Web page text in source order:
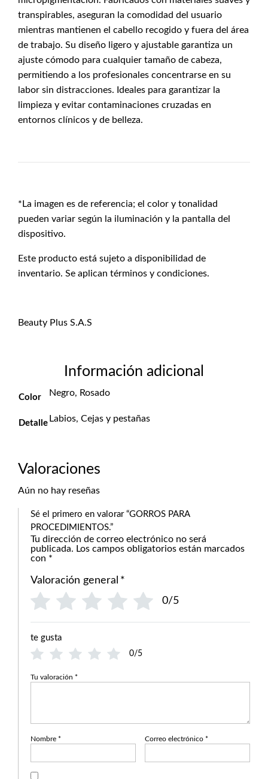
transpirables, aseguran la comodidad del usuario
mientras mantienen el cabello recogido y fuera del área
de trabajo. Su diseño ligero y ajustable garantiza un
ajuste cómodo para cualquier tamaño de cabeza,
permitiendo a los profesionales concentrarse en su
labor sin distracciones. Ideales para garantizar la
limpieza y evitar contaminaciones cruzadas en
entornos clínicos y de belleza.
*La imagen es de referencia; el color y tonalidad
pueden variar según la iluminación y la pantalla del
dispositivo.
Este producto está sujeto a disponibilidad de
inventario. Se aplican términos y condiciones.
Beauty Plus S.A.S
Información adicional
Color Negro, Rosado
Detalle Labios, Cejas y pestañas
Valoraciones
Aún no hay reseñas
Sé el primero en valorar “GORROS PARA
PROCEDIMIENTOS.”
Tu dirección de correo electrónico no será
publicada. Los campos obligatorios están marcados
con *
Valoración general *
0/5
te gusta
0/5
Tu valoración *
Nombre * Correo electrónico *